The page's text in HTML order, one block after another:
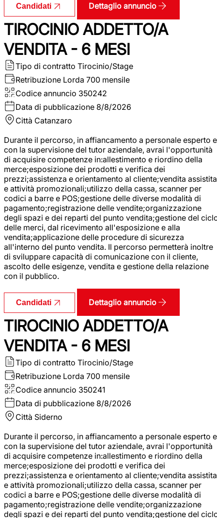
Candidati Dettaglio annuncio
TIROCINIO ADDETTO/A
VENDITA - 6 MESI
Tipo di contratto Tirocinio/Stage
Retribuzione Lorda 700 mensile
Codice annuncio 350242
Data di pubblicazione 8/8/2026
Città Catanzaro
Durante il percorso, in affiancamento a personale esperto e
con la supervisione del tutor aziendale, avrai l'opportunità
di acquisire competenze in:allestimento e riordino della
merce;esposizione dei prodotti e verifica dei
prezzi;assistenza e orientamento al cliente;vendita assistita
e attività promozionali;utilizzo della cassa, scanner per
codici a barre e POS;gestione delle diverse modalità di
pagamento;registrazione delle vendite;organizzazione
degli spazi e dei reparti del punto vendita;gestione del
delle merci, dal ricevimento all'esposizione e alla
vendita;applicazione delle procedure di sicurezza
all'interno del punto vendita. Il percorso permetterà inoltre
di sviluppare capacità di comunicazione con il cliente,
ascolto delle esigenze, vendita e gestione della relazione
con il pubblico.
Candidati Dettaglio annuncio
TIROCINIO ADDETTO/A
VENDITA - 6 MESI
Tipo di contratto Tirocinio/Stage
Retribuzione Lorda 700 mensile
Codice annuncio 350241
Data di pubblicazione 8/8/2026
Città Siderno
Durante il percorso, in affiancamento a personale esperto e
con la supervisione del tutor aziendale, avrai l'opportunità
di acquisire competenze in:allestimento e riordino della
merce;esposizione dei prodotti e verifica dei
prezzi;assistenza e orientamento al cliente;vendita assistita
e attività promozionali;utilizzo della cassa, scanner per
codici a barre e POS;gestione delle diverse modalità di
pagamento;registrazione delle vendite;organizzazione
degli spazi e dei reparti del punto vendita;gestione del